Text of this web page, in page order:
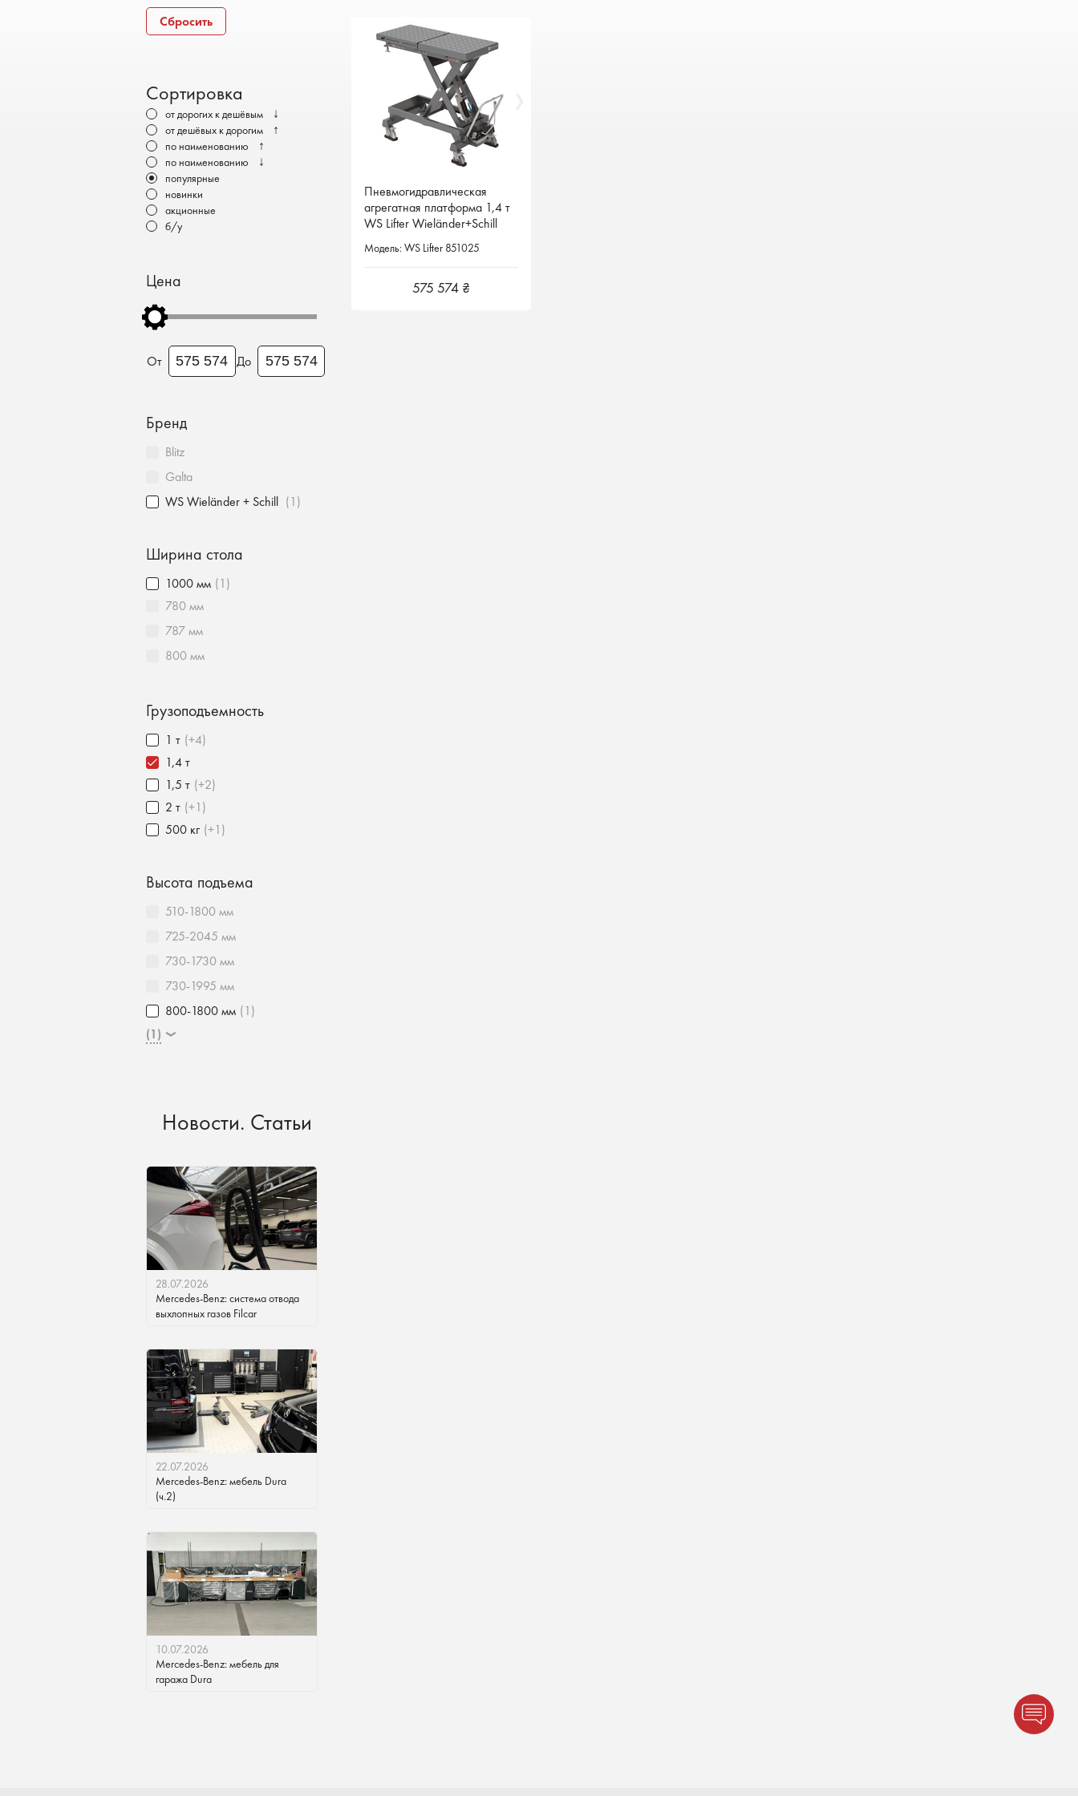
Электромобили
Сбросить
Сортировка
от дорогих к дешёвым ↓
от дешёвых к дорогим ↑
по наименованию ↑
по наименованию ↓
популярные
новинки
акционные
б/у
Цена
От До
Бренд
Blitz
Galta
WS Wieländer + Schill (1)
Ширина стола
1000 мм (1)
780 мм
787 мм
800 мм
Грузоподъемность
1 т (+4)
1,4 т
1,5 т (+2)
2 т (+1)
500 кг (+1)
Высота подъема
510-1800 мм
725-2045 мм
730-1730 мм
730-1995 мм
800-1800 мм (1)
(1)
Новости. Статьи
28.07.2026
Mercedes-Benz: система отвода
выхлопных газов Filcar
22.07.2026
Mercedes-Benz: мебель Dura
(ч.2)
10.07.2026
Mercedes-Benz: мебель для
гаража Dura
Пневмогидравлическая
агрегатная платформа 1,4 т
WS Lifter Wieländer+Schill
Германия
Модель: WS Lifter 851025
575 574 ₴
Пневмогидравлическая
агрегатная платформа 1,4 т
WS Lifter Wieländer+Schill
Германия
Модель: WS Lifter 851025
575 574 ₴